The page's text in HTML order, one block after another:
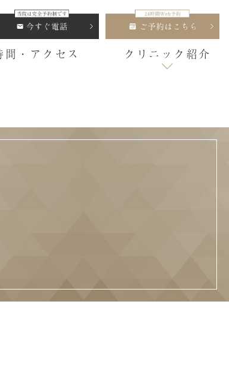
間・アクセス クリニック紹介